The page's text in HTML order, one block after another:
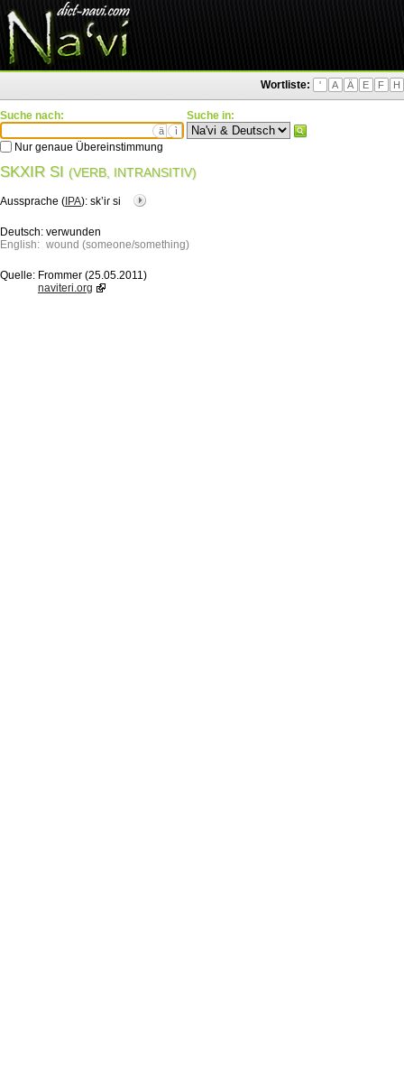
Wortliste: ' A Ä E F H
Suche nach:
ä ì
Nur genaue Übereinstimmung
Suche in:
SKXIR SI (VERB, INTRANSITIV)
Aussprache ( IPA): skʼiɾ si
Deutsch: verwunden
English: wound (someone/something)
Quelle: Frommer (25.05.2011)
naviteri.org